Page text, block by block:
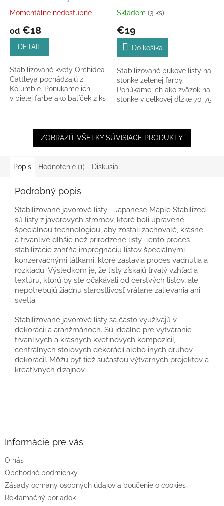
Priemerné
produktu
5
hviezdičiek.
Momentálne nedostupné
od €18
DETAIL
Stabilizované kvety Orchidea
Cattleya pochádzajú z
Kolumbie. Ponúkame ich
v bielej farbe ako balíček 2 ks
Priemerné
produktu
5,0
5
hviezdičiek.
Skladom (3 ks)
€19
Do košíka
Stabilizované bukové listy na
stonke zelenej farby.
Ponúkame ich ako zväzok na
stonke v celkovej dĺžke 70-75
ZOBRAZIŤ VŠETKY SÚVISIACE PRODUKTY
Popis Hodnotenie (1) Diskusia
Podrobný popis
Stabilizované javorové listy - Japanese Maple Stabilized
sú listy z javorových stromov, ktoré boli upravené
špeciálnou technológiou, aby zostali zachovalé, krásne
a trvanlivé dlhšie než prirodzené listy. Tento proces
stabilizácie zahŕňa impregnáciu listov špeciálnymi
konzervačnými látkami, ktoré zastavia proces vadnutia a
rozkladu. Výsledkom je, že listy získajú trvalý vzhľad a
textúru, ktorú by ste očakávali od čerstvých listov, ale
nepotrebujú žiadnu starostlivosť vrátane zalievania ani
svetla.
Stabilizované javorové listy sa často využívajú v
dekorácii a aranžmánoch. Sú ideálne pre vytváranie
trvanlivých a krásnych kvetinových kompozícií,
centrálnych stolových dekorácií alebo iných druhov
dekorácií. Môžu byť tiež súčasťou výtvarných projektov a
kreatívnych dizajnov.
e
Informácie pre vás
O nás
Obchodné podmienky
Zásady ochrany osobných údajov a poučenie o cookies
Reklamačný poriadok